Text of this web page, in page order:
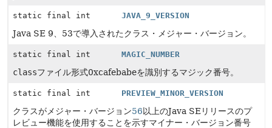
static final int JAVA_9_VERSION
Java SE 9、53で導入されたクラス・メジャー・バージョン。
static final int MAGIC_NUMBER
classファイル形式0xcafebabeを識別するマジック番号。
static final int PREVIEW_MINOR_VERSION
クラスがメジャー・バージョン56以上のJava SEリリースのプ
レビュー機能を使用することを示すマイナー・バージョン番号